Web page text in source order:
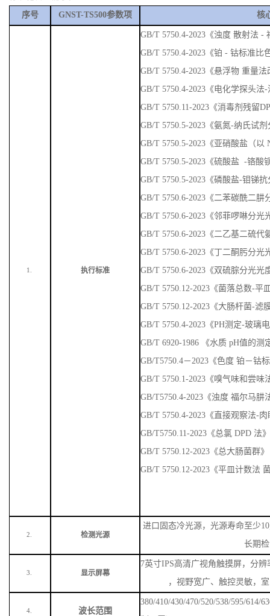
序号 GNST-TS500参数项 核
1. 执行标准
GB/T 5750.4-2023《浊度 散射法
GB/T 5750.4-2023《铂 - 钴标准比
GB/T 5750.4-2023《悬浮物 重量法
GB/T 5750.4-2023《电化学探头法
GB/T 5750.11-2023《消毒剂残留
GB/T 5750.5-2023《氨氮-纳氏试
GB/T 5750.5-2023《亚硝酸盐（
GB/T 5750.5-2023《硫酸盐 -铬酸
GB/T 5750.5-2023《磷酸盐-钼锑
GB/T 5750.6-2023《二苯碳酰二
GB/T 5750.6-2023《邻菲啰啉分光
GB/T 5750.6-2023《二乙基二硫
GB/T 5750.6-2023《丁二酮肟分光
GB/T 5750.6-2023《双硫腙分光光
GB/T 5750.12-2023《菌落总数-平
GB/T 5750.12-2023《大肠杆菌-滤
GB/T 5750.4-2023《PH测定-玻璃
GB/T 6920-1986 《水质 pH值的测
GB/T5750.4－2023《色度 铂－钴
GB/T 5750.1-2023《嗅气味和尝味
GB/T5750.4-2023《浊度 福尔马肼
GB/T 5750.4-2023《直接观察法-
GB/T5750.11-2023《总氯 DPD 法
GB/T 5750.12-2023《总大肠菌群》
GB/T 5750.12-2023《平皿计数法
2. 检测光源
进口固态冷光源，光源寿命至少
长期
3. 显示屏幕
7英寸IPS高清广视角触摸屏，分
，视野宽广、触控灵敏，
4. 波长范围
380/410/430/470/520/538/595/614/